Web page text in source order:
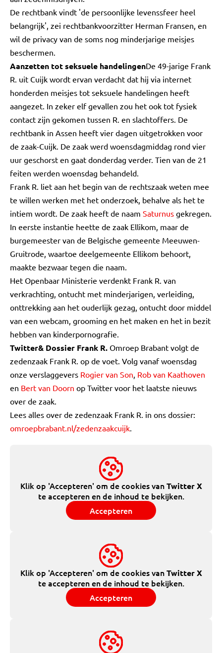
De rechtbank vindt 'de persoonlijke levenssfeer heel
belangrijk', zei rechtbankvoorzitter Herman Fransen, en
wil de privacy van de soms nog minderjarige meisjes
beschermen.
Aanzetten tot seksuele handelingenDe 49-jarige Frank
R. uit Cuijk wordt ervan verdacht dat hij via internet
honderden meisjes tot seksuele handelingen heeft
aangezet. In zeker elf gevallen zou het ook tot fysiek
contact zijn gekomen tussen R. en slachtoffers. De
rechtbank in Assen heeft vier dagen uitgetrokken voor
de zaak-Cuijk. De zaak werd woensdagmiddag rond vier
uur geschorst en gaat donderdag verder. Tien van de 21
feiten werden woensdag behandeld.
Frank R. liet aan het begin van de rechtszaak weten mee
te willen werken met het onderzoek, behalve als het te
intiem wordt. De zaak heeft de naam Saturnus gekregen.
In eerste instantie heette de zaak Ellikom, maar de
burgemeester van de Belgische gemeente Meeuwen-
Gruitrode, waartoe deelgemeente Ellikom behoort,
maakte bezwaar tegen die naam.
Het Openbaar Ministerie verdenkt Frank R. van
verkrachting, ontucht met minderjarigen, verleiding,
onttrekking aan het ouderlijk gezag, ontucht door middel
van een webcam, grooming en het maken en het in bezit
hebben van kinderpornografie.
Twitter& Dossier Frank R. Omroep Brabant volgt de
zedenzaak Frank R. op de voet. Volg vanaf woensdag
onze verslaggevers Rogier van Son, Rob van Kaathoven
en Bert van Doorn op Twitter voor het laatste nieuws
over de zaak.
Lees alles over de zedenzaak Frank R. in ons dossier:
omroepbrabant.nl/zedenzaakcuijk.
Klik op 'Accepteren' om de cookies vanTwitter X
te accepteren en de inhoud te bekijken.
Accepteren
Klik op 'Accepteren' om de cookies vanTwitter X
te accepteren en de inhoud te bekijken.
Accepteren